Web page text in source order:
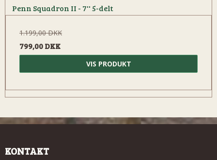
Penn Squadron II - 7'' 5-delt
1.199,00 DKK
799,00 DKK
VIS PRODUKT
KONTAKT